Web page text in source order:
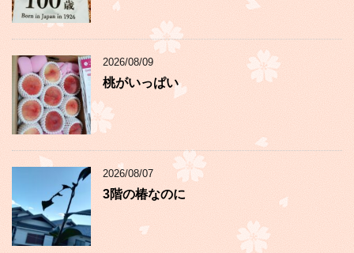
2026/08/09
桃がいっぱい
2026/08/07
3階の椿なのに